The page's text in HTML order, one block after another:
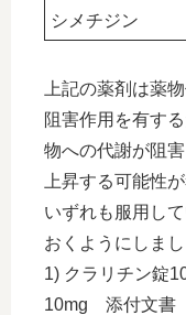
シメチジン
上記の薬剤は薬
阻害作用を有す
物への代謝が阻
上昇する可能性
いずれも服用し
おくようにしまし
1) クラリチン錠
10mg 添付文書